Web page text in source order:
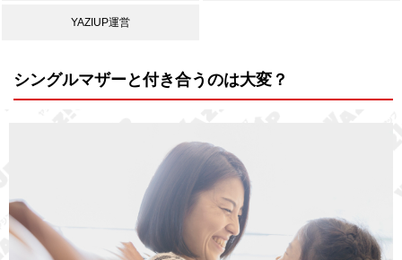
YAZIUP運営
シングルマザーと付き合うのは大変？